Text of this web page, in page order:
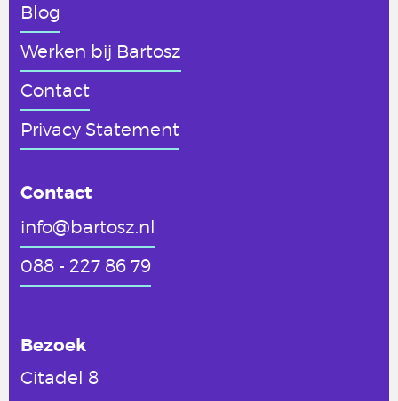
Blog
Werken bij Bartosz
Contact
Privacy Statement
Contact
info@bartosz.nl
088 - 227 86 79
Bezoek
Citadel 8